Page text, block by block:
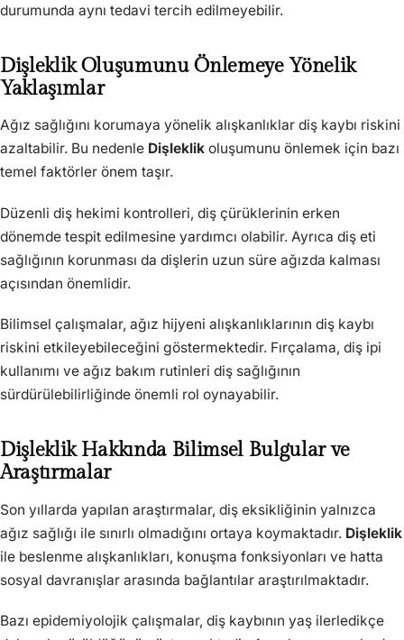
durumunda aynı tedavi tercih edilmeyebilir.
Dişleklik Oluşumunu Önlemeye Yönelik
Yaklaşımlar
Ağız sağlığını korumaya yönelik alışkanlıklar diş kaybı riskini
azaltabilir. Bu nedenle Dişleklik oluşumunu önlemek için bazı
temel faktörler önem taşır.
Düzenli diş hekimi kontrolleri, diş çürüklerinin erken
dönemde tespit edilmesine yardımcı olabilir. Ayrıca diş eti
sağlığının korunması da dişlerin uzun süre ağızda kalması
açısından önemlidir.
Bilimsel çalışmalar, ağız hijyeni alışkanlıklarının diş kaybı
riskini etkileyebileceğini göstermektedir. Fırçalama, diş ipi
kullanımı ve ağız bakım rutinleri diş sağlığının
sürdürülebilirliğinde önemli rol oynayabilir.
Dişleklik Hakkında Bilimsel Bulgular ve
Araştırmalar
Son yıllarda yapılan araştırmalar, diş eksikliğinin yalnızca
ağız sağlığı ile sınırlı olmadığını ortaya koymaktadır. Dişleklik
ile beslenme alışkanlıkları, konuşma fonksiyonları ve hatta
sosyal davranışlar arasında bağlantılar araştırılmaktadır.
Bazı epidemiyolojik çalışmalar, diş kaybının yaş ilerledikçe